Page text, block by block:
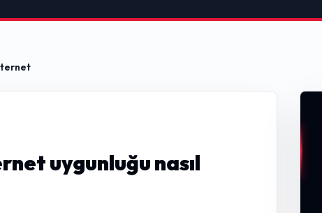
uygunluğu nasıl